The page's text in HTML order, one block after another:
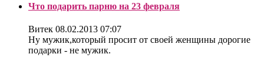
Что подарить парню на 23 февраля
Витек 08.02.2013 07:07
Ну мужик,который просит от своей женщины дорогие
подарки - не мужик.